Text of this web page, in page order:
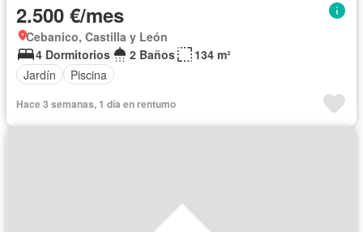
2.500 €/mes
Cebanico, Castilla y León
4 Dormitorios
2 Baños
134 m²
Jardín
Piscina
Hace 3 semanas, 1 día en rentumo